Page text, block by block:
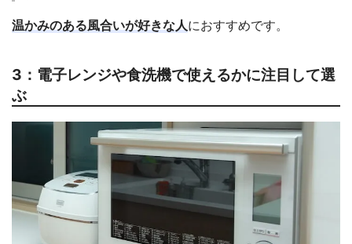
温かみのある風合いが好きな人におすすめです。
3：電子レンジや食洗機で使えるかに注目して選
ぶ